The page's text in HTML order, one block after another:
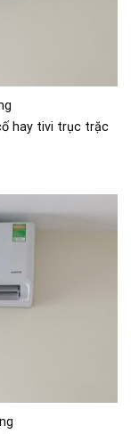
hay tivi trục trặc